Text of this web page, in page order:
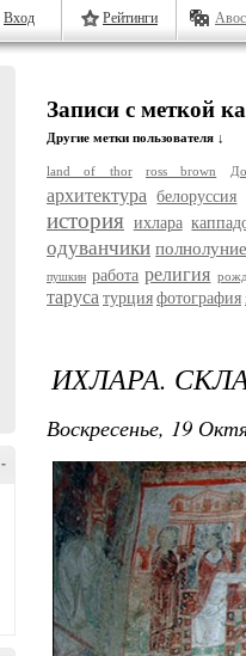
Вход Рейтинги
-
Записи с меткой
Другие метки пользователя ↓
land of thor ross brown
архитектура белоруссия
история ихлара
одуванчики
пушкин работа религия
таруса турция фотография
ИХЛАРА.
Воскресенье, 19